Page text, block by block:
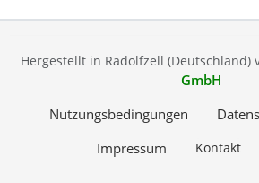
Hergestellt in Radolfzell (Deutschland)
GmbH
Nutzungsbedingungen
Impressum
Kontakt